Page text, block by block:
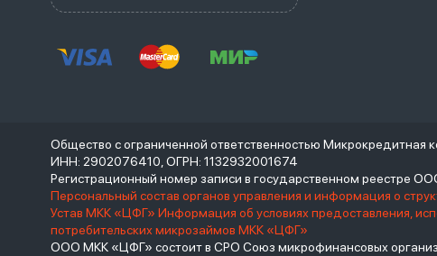
Общество с ограниченной ответственностью
ИНН: 2902076410, ОГРН: 1132932001674
Регистрационный номер записи в государственном реестре
Персональный состав органов управления и информация о
Устав МКК «ЦФГ» Информация об условиях предоставления,
потребительских микрозаймов МКК «ЦФГ»
ООО МКК «ЦФГ» состоит в СРО Союз микрофинансовых